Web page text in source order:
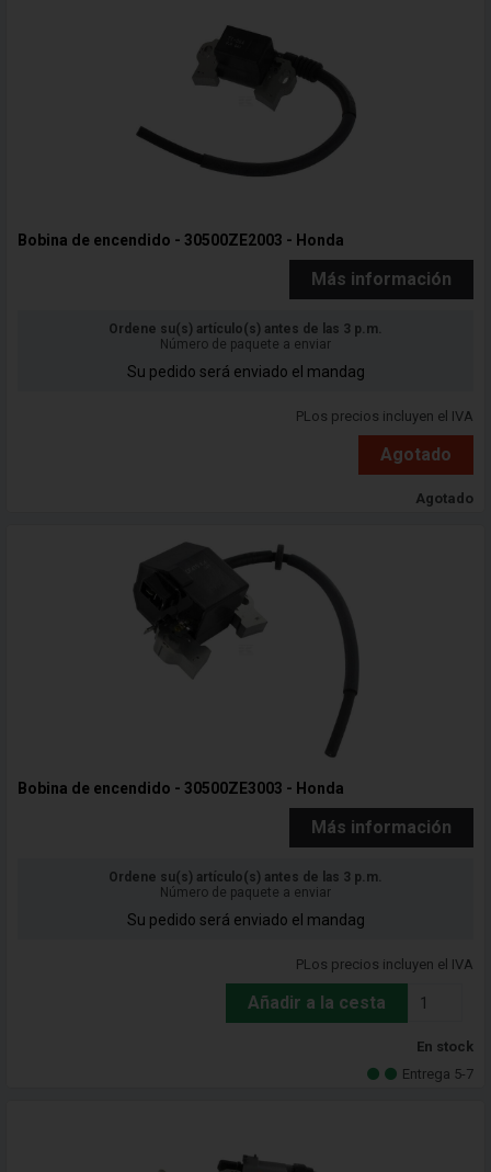
Bobina de encendido - 30500ZE2003 - Honda
Más información
Ordene su(s) artículo(s) antes de las 3 p.m.
Número de paquete a enviar
Su pedido será enviado el mandag
PLos precios incluyen el IVA
Agotado
Agotado
Bobina de encendido - 30500ZE3003 - Honda
Más información
Ordene su(s) artículo(s) antes de las 3 p.m.
Número de paquete a enviar
Su pedido será enviado el mandag
PLos precios incluyen el IVA
Añadir a la cesta
En stock
Entrega 5-7